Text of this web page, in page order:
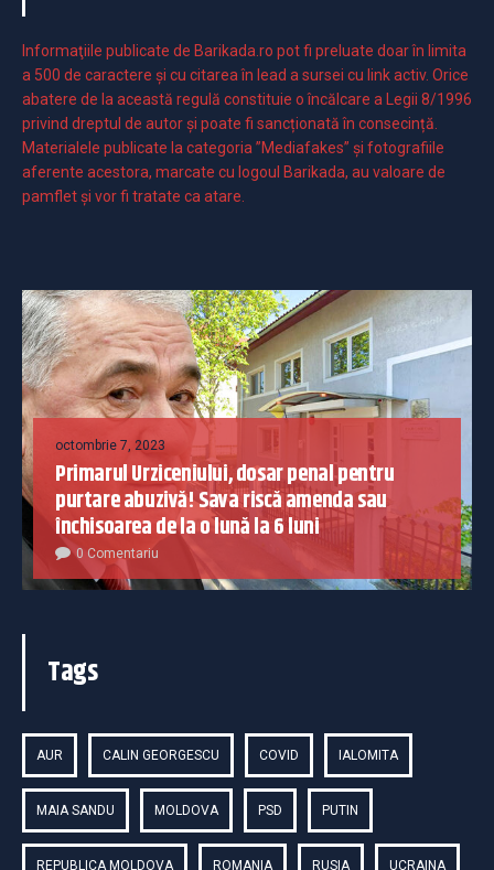
Informaţiile publicate de Barikada.ro pot fi preluate doar în limita
a 500 de caractere şi cu citarea în lead a sursei cu link activ. Orice
abatere de la această regulă constituie o încălcare a Legii 8/1996
privind dreptul de autor și poate fi sancționată în consecință.
Materialele publicate la categoria ”Mediafakes” și fotografiile
aferente acestora, marcate cu logoul Barikada, au valoare de
pamflet și vor fi tratate ca atare.
octombrie 7, 2023
Primarul Urziceniului, dosar penal pentru
purtare abuzivă! Sava riscă amenda sau
închisoarea de la o lună la 6 luni
0 Comentariu
Tags
AUR CALIN GEORGESCU COVID IALOMITA
MAIA SANDU MOLDOVA PSD PUTIN
REPUBLICA MOLDOVA ROMANIA RUSIA UCRAINA